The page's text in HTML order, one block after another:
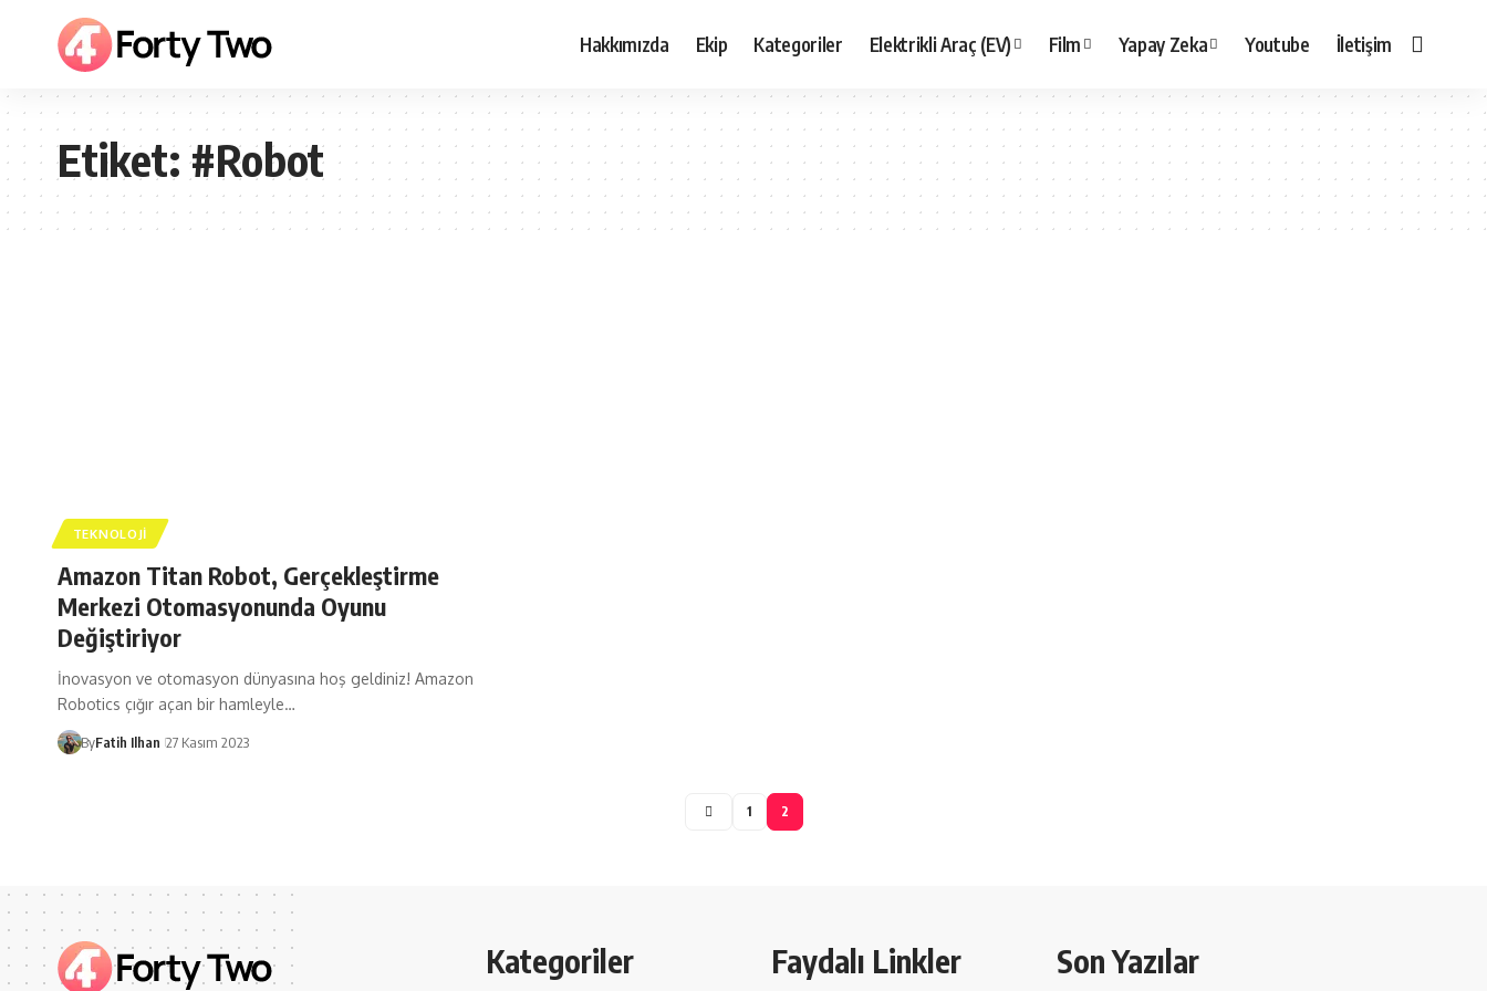
Hakkımızda Ekip Kategoriler Elektrikli Araç (EV) Film Yapay Zeka Youtube İletişim
Etiket:#Robot
TEKNOLOJI
Amazon Titan Robot, Gerçekleştirme
Merkezi Otomasyonunda Oyunu
Değiştiriyor
İnovasyon ve otomasyon dünyasına hoş geldiniz! Amazon
Robotics çığır açan bir hamleyle…
ByFatih Ilhan 27 Kasım 2023
1 2
Kategoriler Faydalı Linkler Son Yazılar